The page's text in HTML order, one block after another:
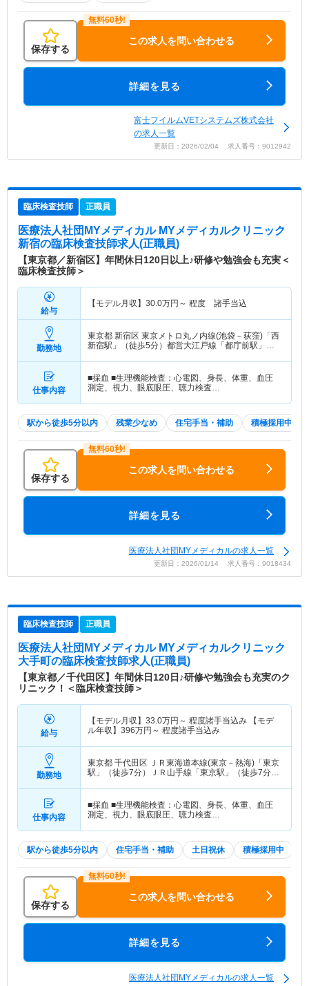
保存する
この求人を問い合わせる
詳細を見る
富士フイルムVETシステムズ株式会社
の求人一覧
更新日：2026/02/04 求人番号：9012942
臨床検査技師 正職員
医療法人社団MYメディカル MYメディカルクリニック
新宿の臨床検査技師求人(正職員)
【東京都／新宿区】年間休日120日以上♪研修や勉強会も充実＜
臨床検査技師＞
給与
【モデル月収】 30.0万円～ 程度 諸手当込
勤務地
東京都 新宿区 東京メトロ丸ノ内線(池袋－荻窪)「西
新宿駅」（徒歩5分）都営大江戸線「都庁前駅」
仕事内容
■採血 ■生理機能検査：心電図、身長、体重、血圧
測定、視力、眼底眼圧、聴力検査…
駅から徒歩5分以内 残業少なめ 住宅手当・補助 積極採用中
保存する
この求人を問い合わせる
詳細を見る
医療法人社団MYメディカルの求人一覧
更新日：2026/01/14 求人番号：9018434
臨床検査技師 正職員
医療法人社団MYメディカル MYメディカルクリニック
大手町の臨床検査技師求人(正職員)
【東京都／千代田区】年間休日120日♪研修や勉強会も充実のク
リニック！＜臨床検査技師＞
給与
【モデル月収】 33.0万円～ 程度諸手当込み 【モデ
ル年収】 396万円～ 程度諸手当込み
勤務地
東京都 千代田区 ＪＲ東海道本線(東京－熱海)「東京
駅」（徒歩7分）ＪＲ山手線「東京駅」（徒歩7分）
仕事内容
■採血 ■生理機能検査：心電図、身長、体重、血圧
測定、視力、眼底眼圧、聴力検査…
駅から徒歩5分以内 住宅手当・補助 土日祝休 積極採用中
保存する
この求人を問い合わせる
詳細を見る
医療法人社団MYメディカルの求人一覧